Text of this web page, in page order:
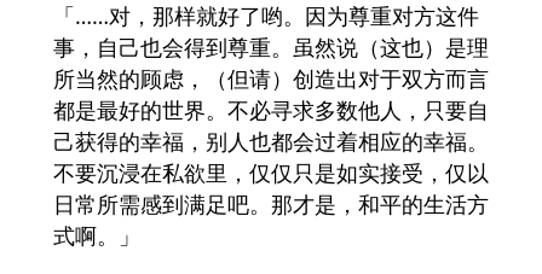
「……对，那样就好了哟。因为尊重对方这件
事，自己也会得到尊重。虽然说（这也）是理
所当然的顾虑，（但请）创造出对于双方而言
都是最好的世界。不必寻求多数他人，只要自
己获得的幸福，别人也都会过着相应的幸福。
不要沉浸在私欲里，仅仅只是如实接受，仅以
日常所需感到满足吧。那才是，和平的生活方
式啊。」